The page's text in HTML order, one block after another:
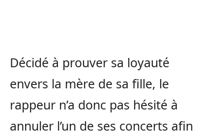
Décidé à prouver sa loyauté
envers la mère de sa fille, le
rappeur n’a donc pas hésité à
annuler l’un de ses concerts afin